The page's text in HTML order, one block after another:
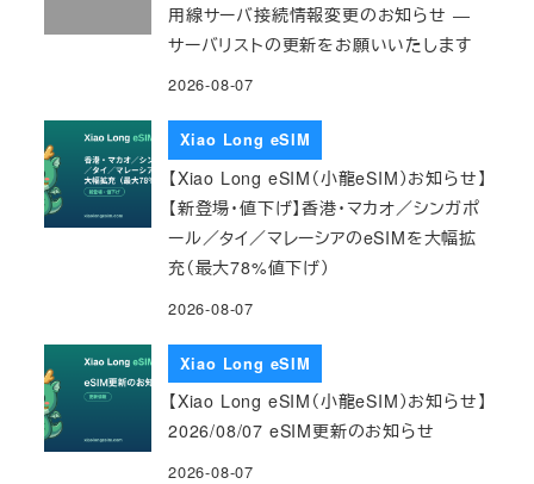
用線サーバ接続情報変更のお知らせ ―
サーバリストの更新をお願いいたします
2026-08-07
Xiao Long eSIM
【Xiao Long eSIM（小龍eSIM）お知らせ】
【新登場・値下げ】香港・マカオ／シンガポ
ール／タイ／マレーシアのeSIMを大幅拡
充（最大78%値下げ）
2026-08-07
Xiao Long eSIM
【Xiao Long eSIM（小龍eSIM）お知らせ】
2026/08/07 eSIM更新のお知らせ
2026-08-07